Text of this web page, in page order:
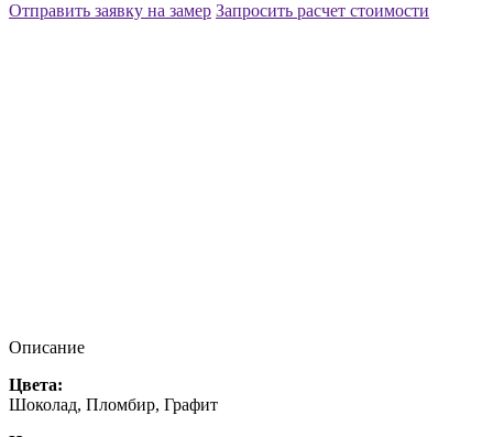
Отправить заявку на замер Запросить расчет стоимости
Описание
Цвета:
Шоколад, Пломбир, Графит